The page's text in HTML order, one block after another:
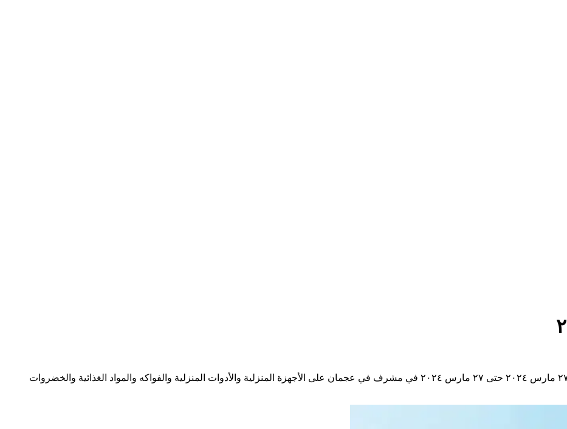
اكتشف أحدث الخصومات والعروض من نستو في الإمارات من ٢٧ مارس ٢٠٢٤ حتى ٢٧ مارس ٢٠٢٤ في مشرف في عجمان على الأجهزة المنزلية والأدوات المنزلية والفواكه والمواد الغذائية والخضروات